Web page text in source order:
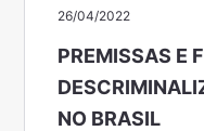
26/04/2022
PREMISSAS E
NO BRASIL